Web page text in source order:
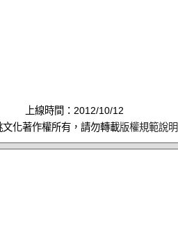
上線時間：2012/10/12
文化著作權所有，請勿轉載版權規範說明